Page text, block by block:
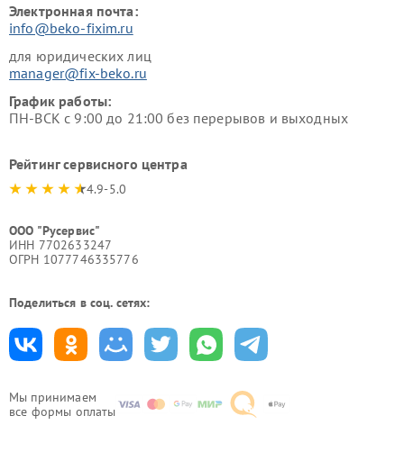
Мы принимаем
все формы оплаты
Электронная почта:
info@beko-fixim.ru
для юридических лиц
manager@fix-beko.ru
График работы:
ПН-ВСК с 9:00 до 21:00 без перерывов и выходных
Рейтинг сервисного центра
4.9-5.0
ООО "Русервис"
ИНН 7702633247
ОГРН 1077746335776
Поделиться в соц. сетях: